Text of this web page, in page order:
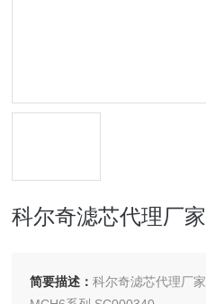
科尔奇滤芯代理厂家
简要描述：科尔奇滤芯代理厂家